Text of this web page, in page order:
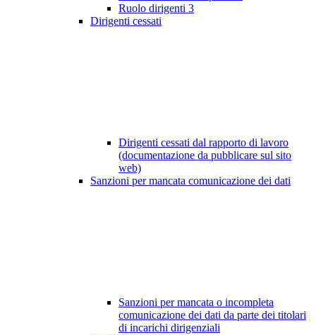
Ruolo dirigenti 3
Dirigenti cessati
Dirigenti cessati dal rapporto di lavoro
(documentazione da pubblicare sul sito
web)
Sanzioni per mancata comunicazione dei dati
Sanzioni per mancata o incompleta
comunicazione dei dati da parte dei titolari
di incarichi dirigenziali